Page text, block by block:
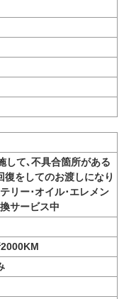
して､不具合箇所がある
をしてのお渡しになり
リー･オイル･エレメン
サービス中